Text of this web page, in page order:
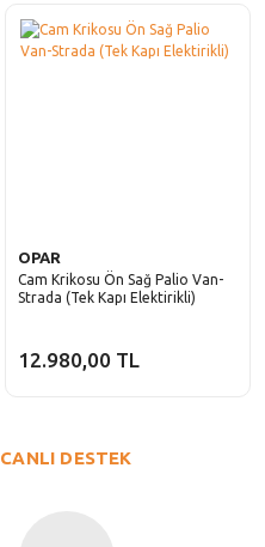
OPAR
Cam Krikosu Ön Sağ Palio Van-
Strada (Tek Kapı Elektirikli)
12.980,00 TL
CANLI DESTEK